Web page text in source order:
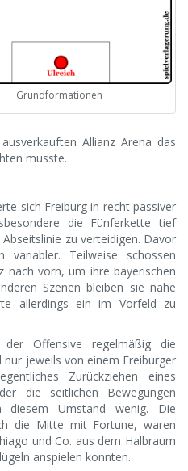
Grundformationen
Allianz Arena das
musste.
sich Freiburg in recht passiver
die Fünferkette tief
zu verteidigen. Davor
Teilweise schossen
nach vorn, um ihre bayerischen
Szenen bleiben sie nahe
allerdings ein im Vorfeld zu
Offensive regelmäßig die
jeweils von einem Freiburger
Zurückziehen eines
die seitlichen Bewegungen
diesem Umstand wenig. Die
die Mitte mit Fortune, waren
und Co. aus dem Halbraum
anspielen konnten.